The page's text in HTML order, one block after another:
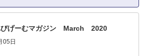
びげーむマガジン March 2020
05日